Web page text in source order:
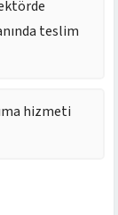
teslim
hizmeti